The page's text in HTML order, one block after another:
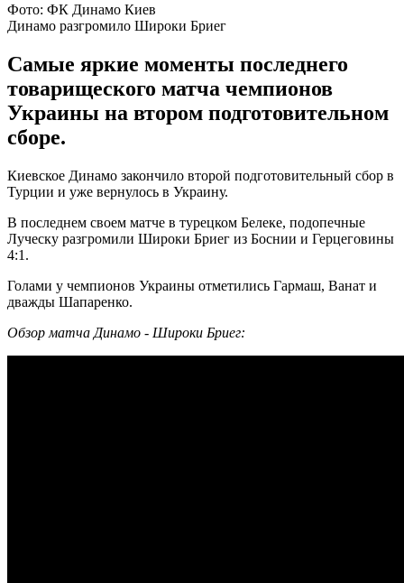
Фото: ФК Динамо Киев
Динамо разгромило Широки Бриег
Самые яркие моменты последнего
товарищеского матча чемпионов
Украины на втором подготовительном
сборе.
Киевское Динамо закончило второй подготовительный сбор в
Турции и уже вернулось в Украину.
В последнем своем матче в турецком Белеке, подопечные
Луческу разгромили Широки Бриег из Боснии и Герцеговины
4:1.
Голами у чемпионов Украины отметились Гармаш, Ванат и
дважды Шапаренко.
Обзор матча Динамо - Широки Бриег: